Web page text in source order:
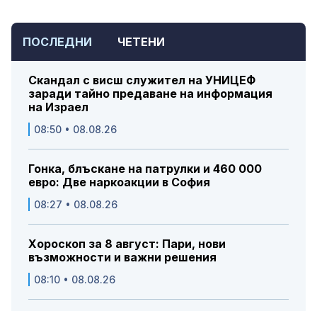
ПОСЛЕДНИ ЧЕТЕНИ
Скандал с висш служител на УНИЦЕФ
заради тайно предаване на информация
на Израел
08:50 • 08.08.26
Гонка, блъскане на патрулки и 460 000
евро: Две наркоакции в София
08:27 • 08.08.26
Хороскоп за 8 август: Пари, нови
възможности и важни решения
08:10 • 08.08.26